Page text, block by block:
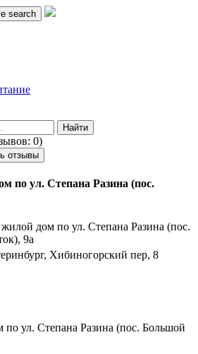
search
0)
отзывы
по ул. Степана Разина (пос.
дом по ул. Степана Разина (пос.
9а
Хибиногорский пер, 8
ул. Степана Разина (пос. Большой